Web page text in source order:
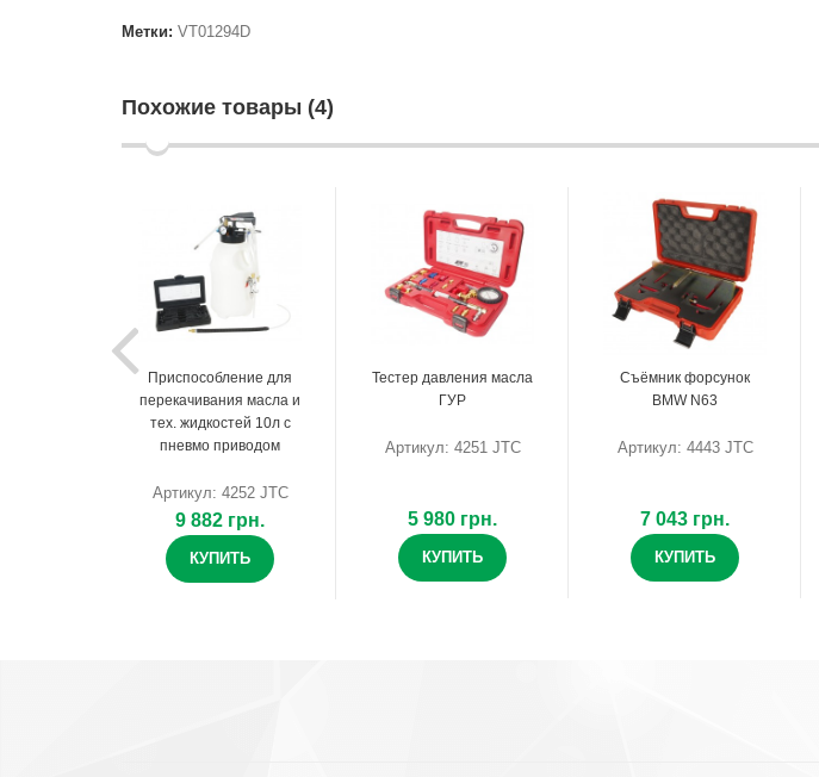
Метки: VT01294D
Похожие товары (4)
Приспособление для
перекачивания масла и
тех. жидкостей 10л с
пневмо приводом
Артикул: 4252 JTC
9 882 грн.
КУПИТЬ
Тестер давления масла
ГУР
Артикул: 4251 JTC
5 980 грн.
КУПИТЬ
Съёмник форсунок
BMW N63
Артикул: 4443 JTC
7 043 грн.
КУПИТЬ